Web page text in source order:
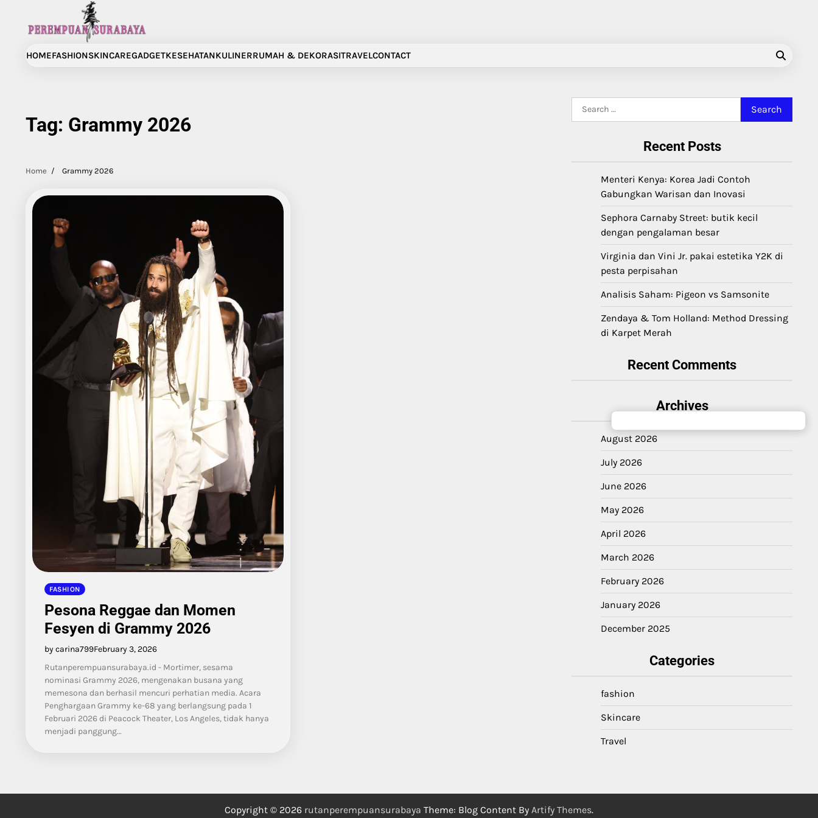
content
HOMEFASHIONSKINCAREGADGETKESEHATANKULINERRUMAH & DEKORASITRAVELCONTACT
Tag: Grammy 2026
Home Grammy 2026
FASHION
Pesona Reggae dan Momen
Fesyen di Grammy 2026
by carina799February 3, 2026
Rutanperempuansurabaya.id - Mortimer, sesama
nominasi Grammy 2026, mengenakan busana yang
memesona dan berhasil mencuri perhatian media. Acara
Penghargaan Grammy ke-68 yang berlangsung pada 1
Februari 2026 di Peacock Theater, Los Angeles, tidak hanya
menjadi panggung…
Recent Posts
Menteri Kenya: Korea Jadi Contoh
Gabungkan Warisan dan Inovasi
Sephora Carnaby Street: butik kecil
dengan pengalaman besar
Virginia dan Vini Jr. pakai estetika Y2K di
pesta perpisahan
Analisis Saham: Pigeon vs Samsonite
Zendaya & Tom Holland: Method Dressing
di Karpet Merah
Recent Comments
Archives
August 2026
July 2026
June 2026
May 2026
April 2026
March 2026
February 2026
January 2026
December 2025
Categories
fashion
Skincare
Travel
Copyright © 2026 rutanperempuansurabaya Theme: Blog Content By Artify Themes.